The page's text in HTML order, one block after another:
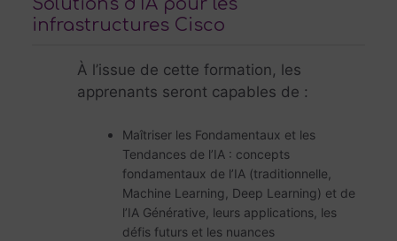
infrastructures Cisco
À l’issue de cette formation, les
apprenants seront capables de :
Maîtriser les Fondamentaux et les
Tendances de l’IA : concepts
fondamentaux de l’IA (traditionnelle,
Machine Learning, Deep Learning) et de
l’IA Générative, leurs applications, les
défis futurs et les nuances